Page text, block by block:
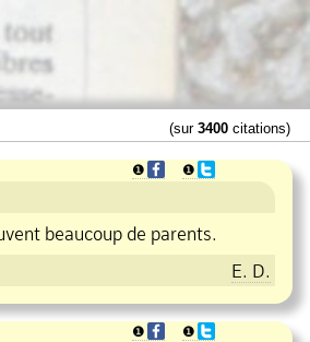
(sur 3400 citations)
❶ ❶
beaucoup de parents.
E. D.
❶ ❶